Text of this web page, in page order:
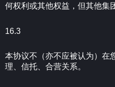
何权利或其他权益，但其他集
16.3
本协议不（亦不应被认为）在
理、信托、合营关系。